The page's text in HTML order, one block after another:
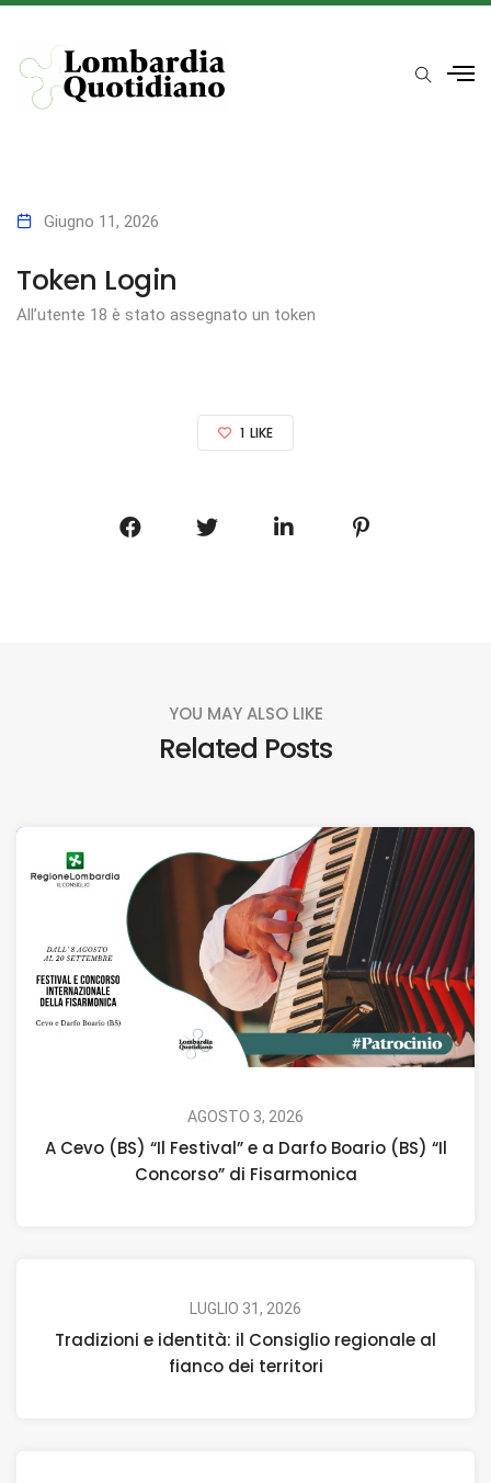
Giugno 11, 2026
Token Login
All’utente 18 è stato assegnato un token
1 LIKE
YOU MAY ALSO LIKE
Related Posts
AGOSTO 3, 2026
A Cevo (BS) “Il Festival” e a Darfo Boario (BS) “Il
Concorso” di Fisarmonica
LUGLIO 31, 2026
Tradizioni e identità: il Consiglio regionale al
fianco dei territori